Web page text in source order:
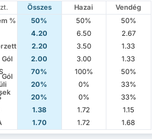
Összes Hazai
Vendég
%
50% 50%
50%
4.20 6.50
2.67
2.20 3.50
1.33
2.00 3.00
1.33
70% 100% 50%
20% 0%
33%
20% 0%
33%
1.38 1.72
1.15
1.70 1.72 1.68